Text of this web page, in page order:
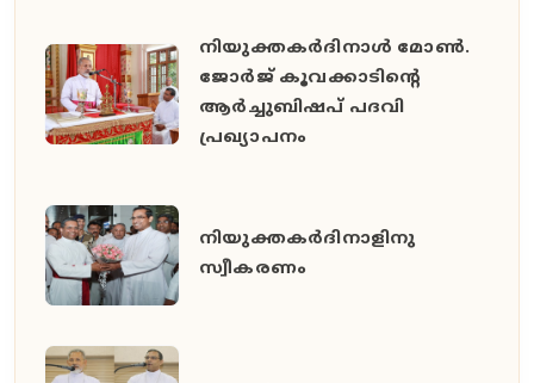
നിയുക്തകർദിനാൾ മോൺ.
ജോർജ് കൂവക്കാടിൻ്റെ
ആർച്ചുബിഷപ് പദവി
പ്രഖ്യാപനം
നിയുക്തകർദിനാളിനു
സ്വീകരണം